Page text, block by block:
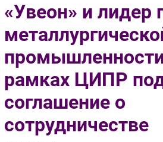
Импорто­замещение
Автоматизация
Интернет
Фиксированная связь
Интеграция
Рынок ПК
Маркетинг
«Увеон» и лидер
рамках ЦИПР
соглашение о
сотрудничестве